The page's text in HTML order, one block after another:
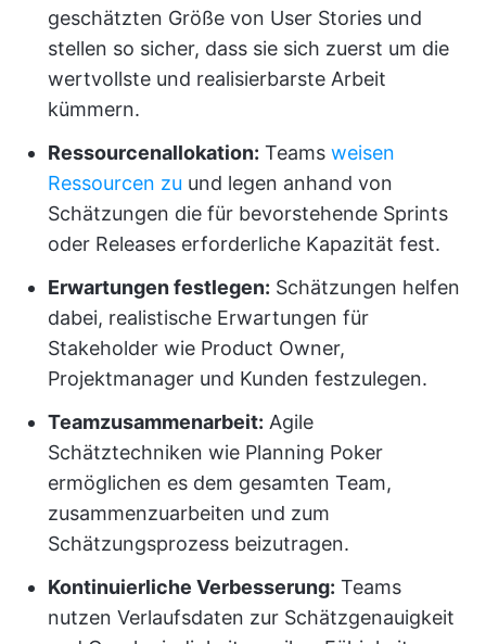
geschätzten Größe von User Stories und
stellen so sicher, dass sie sich zuerst um die
wertvollste und realisierbarste Arbeit
kümmern.
Ressourcenallokation: Teams weisen
Ressourcen zu und legen anhand von
Schätzungen die für bevorstehende Sprints
oder Releases erforderliche Kapazität fest.
Erwartungen festlegen: Schätzungen helfen
dabei, realistische Erwartungen für
Stakeholder wie Product Owner,
Projektmanager und Kunden festzulegen.
Teamzusammenarbeit: Agile
Schätztechniken wie Planning Poker
ermöglichen es dem gesamten Team,
zusammenzuarbeiten und zum
Schätzungsprozess beizutragen.
Kontinuierliche Verbesserung: Teams
nutzen Verlaufsdaten zur Schätzgenauigkeit